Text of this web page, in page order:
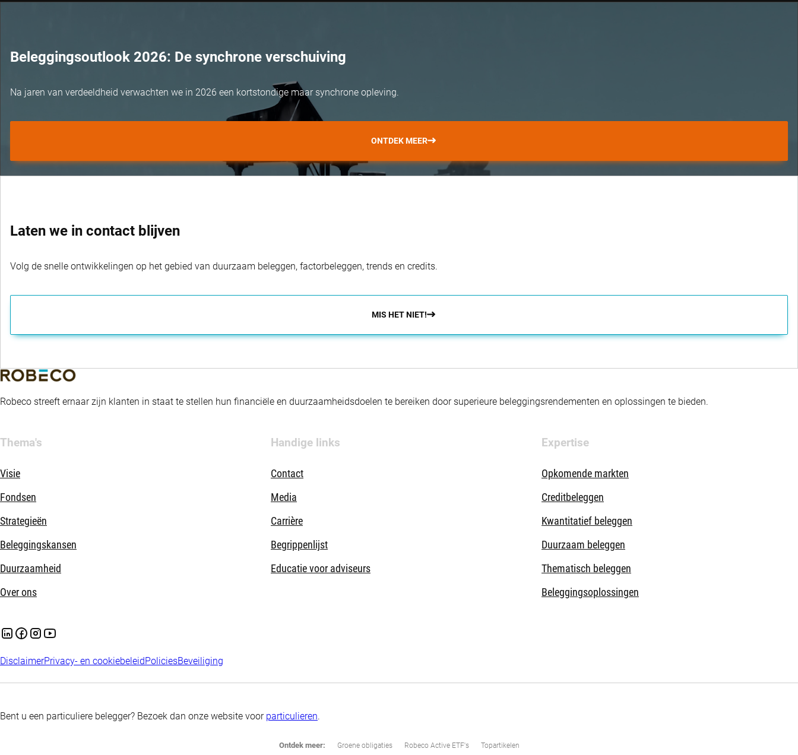
Beleggingsoutlook 2026: De synchrone verschuiving
Na jaren van verdeeldheid verwachten we in 2026 een kortstondige maar synchrone opleving.
ONTDEK MEER
Laten we in contact blijven
Volg de snelle ontwikkelingen op het gebied van duurzaam beleggen, factorbeleggen, trends en credits.
MIS HET NIET!
Robeco streeft ernaar zijn klanten in staat te stellen hun financiële en duurzaamheidsdoelen te bereiken door superieure beleggingsrendementen en oplossingen te bieden.
Thema's
Visie
Fondsen
Strategieën
Beleggingskansen
Duurzaamheid
Over ons
Handige links
Contact
Media
Carrière
Begrippenlijst
Educatie voor adviseurs
Expertise
Opkomende markten
Creditbeleggen
Kwantitatief beleggen
Duurzaam beleggen
Thematisch beleggen
Beleggingsoplossingen
DisclaimerPrivacy- en cookiebeleid PoliciesBeveiliging
Bent u een particuliere belegger? Bezoek dan onze website voor particulieren.
Ontdek meer: Groene obligaties Robeco Active ETF's Topartikelen